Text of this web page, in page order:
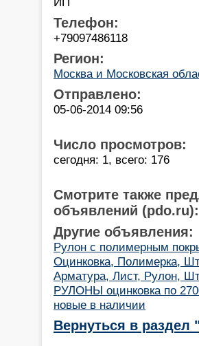
Телефон:
+79097486118
Регион:
Москва и Московская
Отправлено:
05-06-2014 09:56
Число просмотров:
сегодня: 1, всего: 176
Смотрите также
объявлений (pdo.ru):
Другие объявления:
Рулон с полимерным
Оцинковка, Полимерка,
Арматура, Лист, Рулон,
РУЛОНЫ оцинковка по
новые в наличии
Вернуться в